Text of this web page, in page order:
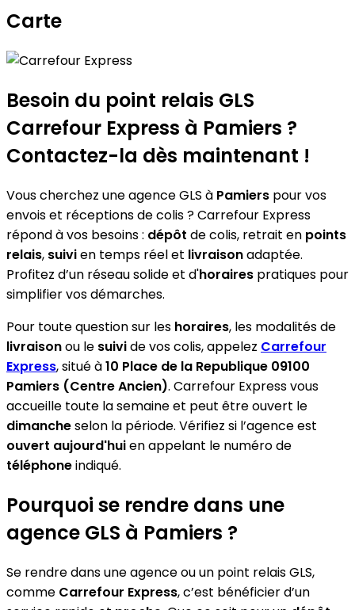
Carte
Carrefour Express
+
−
Besoin du point relais GLS
Carrefour Express à Pamiers ?
Contactez-la dès maintenant !
Vous cherchez une agence GLS à Pamiers pour vos
envois et réceptions de colis ? Carrefour Express
répond à vos besoins : dépôt de colis, retrait en points
relais, suivien temps réel et livraisonadaptée.
Profitez d’un réseau solide et d'horaires pratiques pour
simplifier vos démarches.
Pour toute question sur les horaires, les modalités de
livraisonou le suivide vos colis, appelez Carrefour
Express, situé à10 Place de la Republique 09100
Pamiers (Centre Ancien). Carrefour Express vous
accueille toute la semaine et peut être ouvert le
dimancheselon la période. Vérifiez si l’agence est
ouvert aujourd'huien appelant le numéro de
téléphoneindiqué.
Pourquoi se rendre dans une
agence GLS à Pamiers ?
Se rendre dans une agence ou un point relais GLS,
comme Carrefour Express, c’est bénéficier d’un